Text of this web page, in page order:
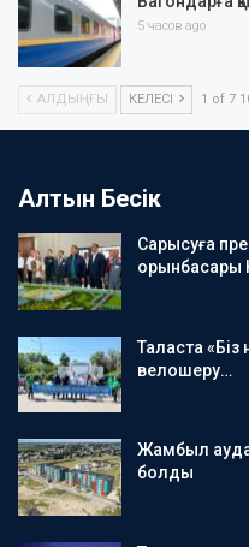
5 часов ago
АЛДЫҢҒЫ КЕЛЕСІ 1 of 7
Алтын Бесік
Сарысуға
орынбасары
Таласта «Біз
велошеру…
Жамбыл
болды